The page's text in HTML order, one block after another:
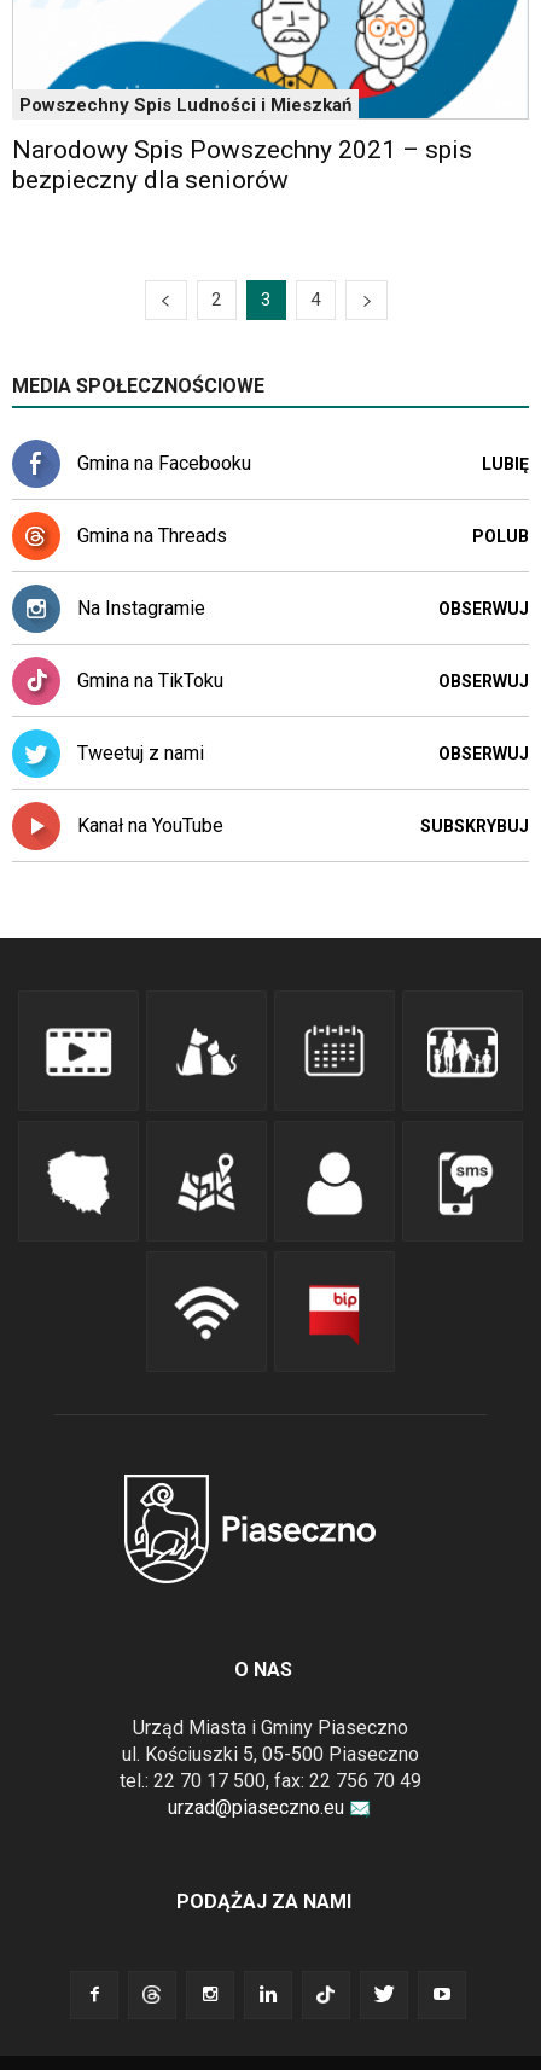
Powszechny Spis Ludności i Mieszkań
Narodowy Spis Powszechny 2021 – spis
bezpieczny dla seniorów
2 3 4
MEDIA SPOŁECZNOŚCIOWE
Gmina na Facebooku LUBIĘ
Gmina na Threads POLUB
Na Instagramie OBSERWUJ
Gmina na TikToku OBSERWUJ
Tweetuj z nami OBSERWUJ
Kanał na YouTube SUBSKRYBUJ
O NAS
Urząd Miasta i Gminy Piaseczno
ul. Kościuszki 5, 05-500 Piaseczno
tel.: 22 70 17 500, fax: 22 756 70 49
urzad@piaseczno.eu
PODĄŻAJ ZA NAMI